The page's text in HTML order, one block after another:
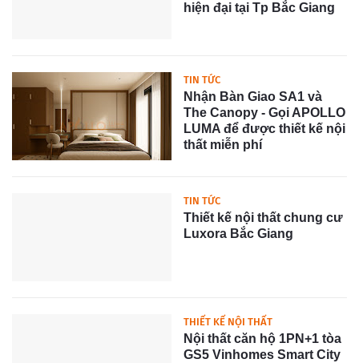
hiện đại tại Tp Bắc Giang
TIN TỨC
Nhận Bàn Giao SA1 và
The Canopy - Gọi APOLLO
LUMA để được thiết kế nội
thất miễn phí
TIN TỨC
Thiết kế nội thất chung cư
Luxora Bắc Giang
THIẾT KẾ NỘI THẤT
Nội thất căn hộ 1PN+1 tòa
GS5 Vinhomes Smart City